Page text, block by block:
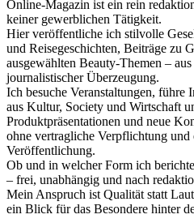
Online-Magazin ist ein rein
keiner gewerblichen Tätigkeit.
Hier veröffentliche ich stilvolle
und Reisegeschichten, Beiträge zu
ausgewählten Beauty-Themen –
journalistischer Überzeugung.
Ich besuche Veranstaltungen, führe
aus Kultur, Society und Wirtschaft
Produktpräsentationen und neue
ohne vertragliche Verpflichtung und
Veröffentlichung.
Ob und in welcher Form ich
– frei, unabhängig und nach
Mein Anspruch ist Qualität statt
ein Blick für das Besondere hinter